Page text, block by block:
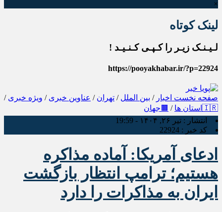
×
لینک کوتاه
لـیـنـک زیـر را کـپـی کـنـیـد !
https://pooyakhabar.ir/?p=22924
صفحه نخست اخبار / بین الملل / تهران / عناوین خبری / ویژه خبری /
🇮🇷استان ها
/ 🟫جهان
انتشار : تیر ۲۶, ۱۴۰۴ - 19:59
کد خبر : 22924
ادعای آمریکا: آماده مذاکره
هستیم؛ ترامپ انتظار بازگشت
ایران به مذاکرات را دارد